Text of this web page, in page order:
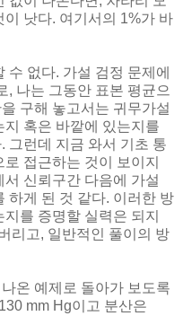
낫다. 여기서의 1%가 바
수 없다. 가설 검정 문제에
, 나는 그동안 표본 평균으
구해 놓고서는 귀무가설
혹은 바깥에 있는지를
그런데 지금 와서 기초 통
접근하는 것이 보이지
신뢰구간 다음에 가설
하게 된 것 같다. 이러한 방
를 증명할 실력은 되지
리고, 일반적인 풀이의 방
온 예제로 돌아가 보도록
mm Hg이고 분산은